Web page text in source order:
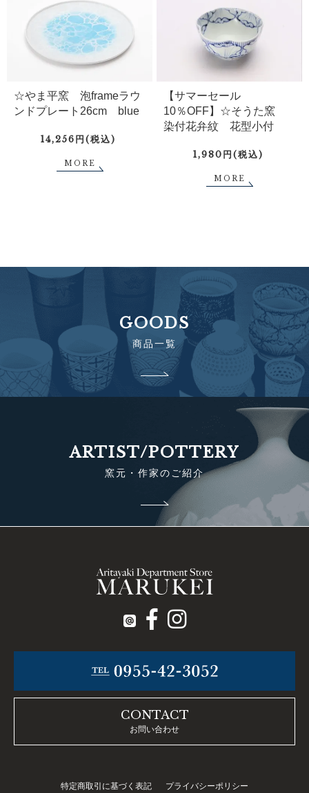
☆やま平窯 泡frameラウ
ンドプレート26cm blue
14,256円(税込)
MORE
【サマーセール
10％OFF】☆そうた窯
染付花弁紋 花型小付
1,980円(税込)
MORE
GOODS
商品一覧
ARTIST/POTTERY
窯元・作家のご紹介
CONTACT
お問い合わせ
特定商取引に基づく表記 プライバシーポリシー